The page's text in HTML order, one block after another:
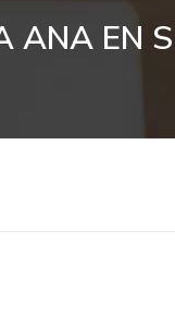
ANA EN